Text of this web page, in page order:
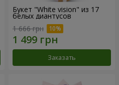
Букет "White vision" из 17
белых диантусов
1 666 грн
Заказать